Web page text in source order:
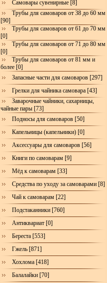
Самовары сувенирные [8]
Трубы для самоваров от 38 до 60 мм
[90]
Трубы для самоваров от 61 до 70 мм
[0]
Трубы для самоваров от 71 до 80 мм
[0]
Трубы для самоваров от 81 мм и
более [0]
Запасные части для самоваров [297]
Грелки для чайника самовара [43]
Заварочные чайники, сахарницы,
чайные пары [73]
Подносы для самоваров [50]
Капельницы (капельники) [0]
Аксессуары для самоваров [56]
Книги по самоварам [9]
Мёд к самоварам [33]
Средства по уходу за самоварами [8]
Чай к самоварам [22]
Подстаканники [760]
Антиквариат [0]
Береста [553]
Гжель [871]
Хохлома [418]
Балалайки [70]